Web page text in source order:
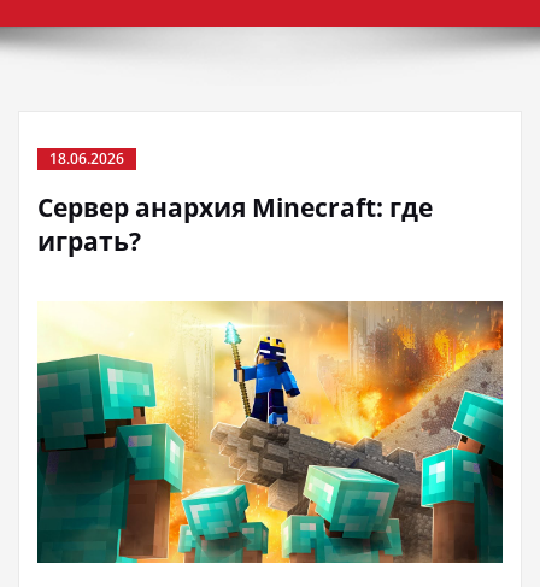
18.06.2026
Сервер анархия Minecraft: где
играть?